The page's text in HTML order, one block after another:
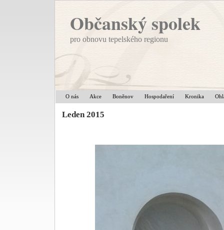
Občanský spolek
pro obnovu tepelského regionu
O nás Akce Boněnov Hospodaření Kronika
Leden 2015